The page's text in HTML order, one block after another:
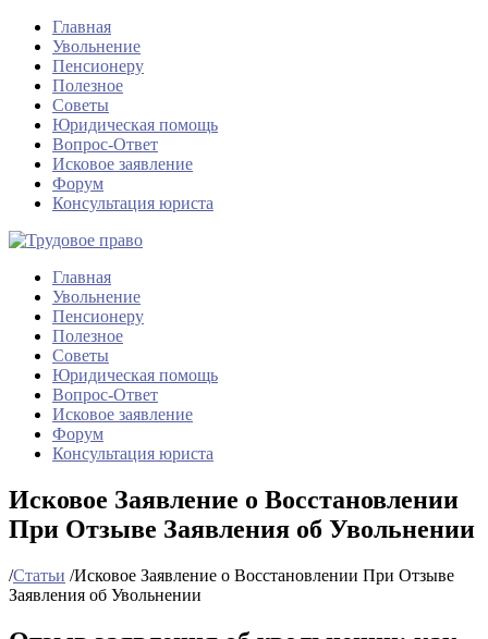
Главная
Увольнение
Пенсионеру
Полезное
Советы
Юридическая помощь
Вопрос-Ответ
Исковое заявление
Форум
Консультация юриста
Главная
Увольнение
Пенсионеру
Полезное
Советы
Юридическая помощь
Вопрос-Ответ
Исковое заявление
Форум
Консультация юриста
Исковое Заявление о Восстановлении
При Отзыве Заявления об Увольнении
/Статьи /Исковое Заявление о Восстановлении При Отзыве
Заявления об Увольнении